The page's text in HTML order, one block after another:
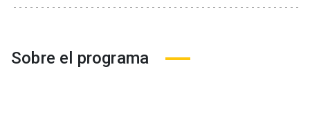
Sobre el programa